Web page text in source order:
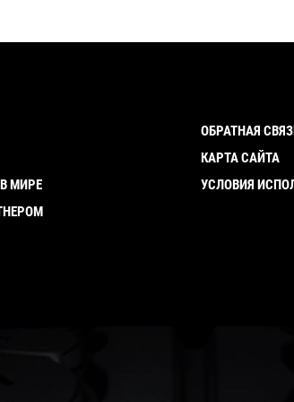
В МИРЕ
ОБРАТНАЯ
КАРТА САЙТА
УСЛОВИЯ